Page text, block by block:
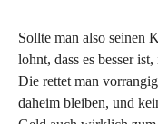
Sollte man also seinen
lohnt, dass es besser
Die rettet man
daheim bleiben, und